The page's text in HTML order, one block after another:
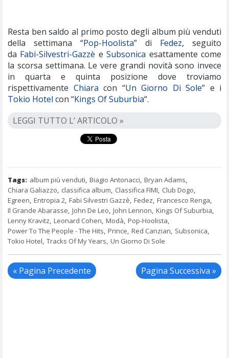
Resta ben saldo al primo posto degli album più venduti
della settimana “Pop-Hoolista” di Fedez, seguito
da Fabi-Silvestri-Gazzè eSubsonica esattamente come
la scorsa settimana. Le vere grandi novità sono invece
in quarta e quinta posizione dove troviamo
rispettivamente Chiara con “Un Giorno Di Sole” e i
Tokio Hotel con “Kings Of Suburbia“.
LEGGI TUTTO L’ ARTICOLO »
Tags: album più venduti Biagio Antonacci Bryan Adams
Chiara Galiazzo classifica album Classifica FIMI Club Dogo
Egreen Entropia 2 Fabi Silvestri Gazzè Fedez Francesco Renga
Il Grande Abarasse John De Leo John Lennon Kings Of Suburbia
Lenny Kravitz Leonard Cohen Modà Pop-Hoolista
Power To The People - The Hits Prince Red Canzian Subsonica
Tokio Hotel Tracks Of My Years Un Giorno Di Sole
« Pagina Precedente Pagina Successiva »